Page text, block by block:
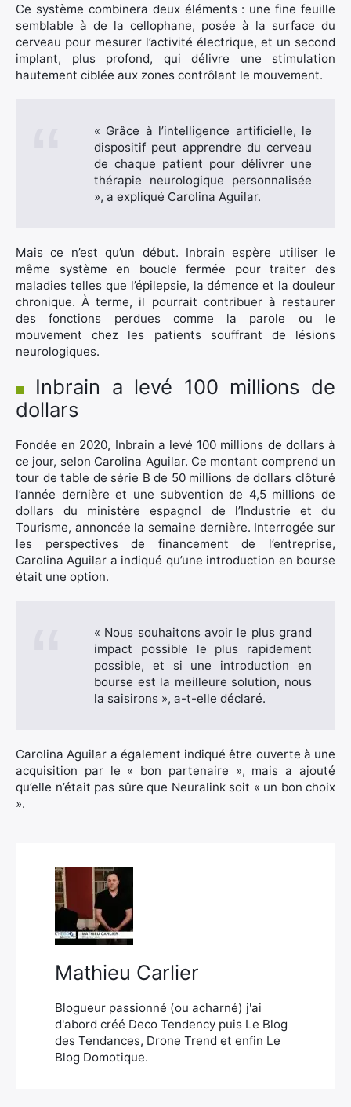
Ce système combinera deux éléments : une fine feuille
semblable à de la cellophane, posée à la surface du
cerveau pour mesurer l’activité électrique, et un second
implant, plus profond, qui délivre une stimulation
hautement ciblée aux zones contrôlant le mouvement.
« Grâce à l’intelligence artificielle, le
dispositif peut apprendre du cerveau
de chaque patient pour délivrer une
thérapie neurologique personnalisée
», a expliqué Carolina Aguilar.
Mais ce n’est qu’un début. Inbrain espère utiliser le
même système en boucle fermée pour traiter des
maladies telles que l’épilepsie, la démence et la douleur
chronique. À terme, il pourrait contribuer à restaurer
des fonctions perdues comme la parole ou le
mouvement chez les patients souffrant de lésions
neurologiques.
Inbrain a levé 100 millions de
dollars
Fondée en 2020, Inbrain a levé 100 millions de dollars à
ce jour, selon Carolina Aguilar. Ce montant comprend un
tour de table de série B de 50 millions de dollars clôturé
l’année dernière et une subvention de 4,5 millions de
dollars du ministère espagnol de l’Industrie et du
Tourisme, annoncée la semaine dernière. Interrogée sur
les perspectives de financement de l’entreprise,
Carolina Aguilar a indiqué qu’une introduction en bourse
était une option.
« Nous souhaitons avoir le plus grand
impact possible le plus rapidement
possible, et si une introduction en
bourse est la meilleure solution, nous
la saisirons », a-t-elle déclaré.
Carolina Aguilar a également indiqué être ouverte à une
acquisition par le « bon partenaire », mais a ajouté
qu’elle n’était pas sûre que Neuralink soit « un bon choix
».
Mathieu Carlier
Blogueur passionné (ou acharné) j'ai
d'abord créé Deco Tendency puis Le Blog
des Tendances, Drone Trend et enfin Le
Blog Domotique.